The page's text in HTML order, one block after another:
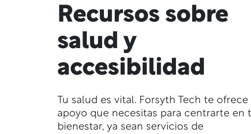
Recursos sobre
salud y
accesibilidad
Tu salud es vital. Forsyth Tech te ofrece
apoyo que necesitas para centrarte en
bienestar, ya sean servicios de